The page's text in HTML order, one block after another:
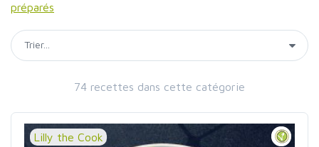
préparés
74 recettes dans cette catégorie
Lilly the Cook